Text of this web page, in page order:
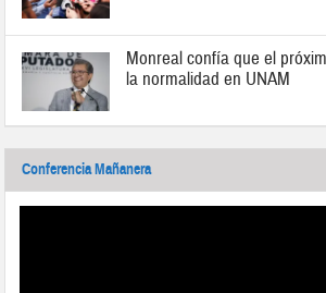
Monreal confía que el
la normalidad en UNAM
Conferencia Mañanera